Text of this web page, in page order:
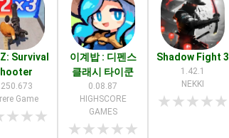
Survival
Game
★★★
이계밥 : 디펜스
클래시 타이쿤
0.08.87
HIGHSCORE
GAMES
★★★★★
Shadow Fight 3
1.42.1
NEKKI
★★★★★